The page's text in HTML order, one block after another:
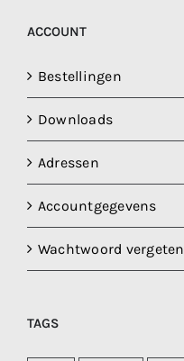
ACCOUNT
Bestellingen
Downloads
Adressen
Accountgegevens
Wachtwoord vergeten
TAGS